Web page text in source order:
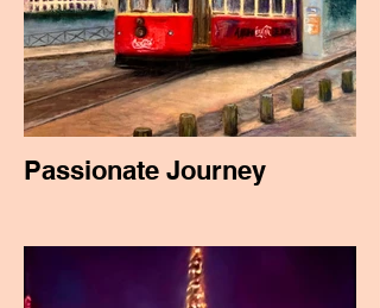
Passionate Journey